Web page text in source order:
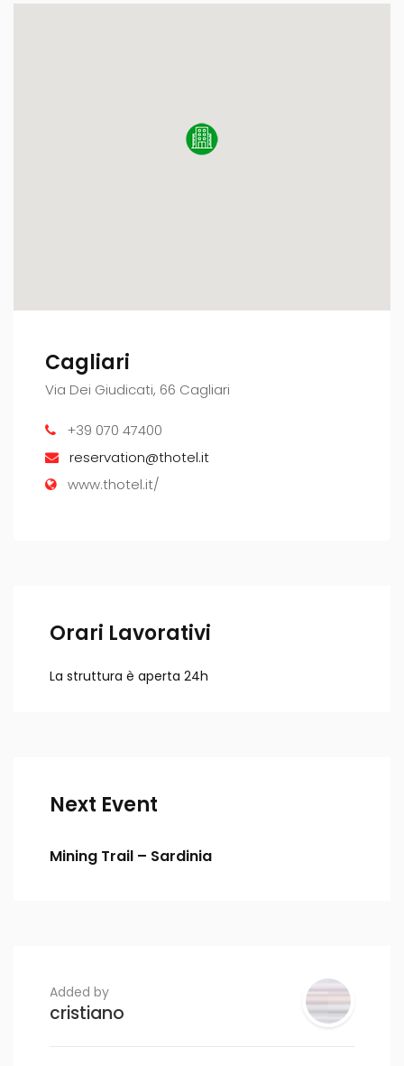
Cagliari
Via Dei Giudicati, 66 Cagliari
+39 070 47400
reservation@thotel.it
www.thotel.it/
Orari Lavorativi
La struttura è aperta 24h
Next Event
Mining Trail – Sardinia
Added by
cristiano